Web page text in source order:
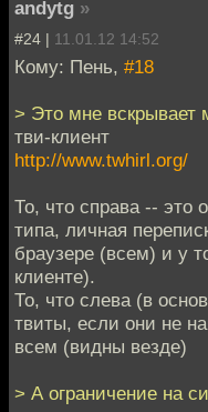
andytg »
#24 | 11.01.12 14:52
Кому: Пень, #18
> Это мне вскрывает
тви-клиент
http://www.twhirl.org/
То, что справа -- это
типа, личная
браузере (всем) и у
клиенте).
То, что слева (в
твиты, если они не
всем (видны везде)
> А ограничение на